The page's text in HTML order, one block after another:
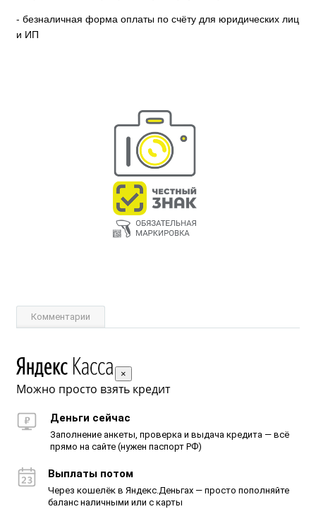
- безналичная форма оплаты по счёту для юридических лиц
и ИП
Комментарии
×
Можно просто взять кредит
Деньги сейчас
Заполнение анкеты, проверка и выдача кредита — всё
прямо на сайте (нужен паспорт РФ)
Выплаты потом
Через кошелёк в Яндекс.Деньгах — просто пополняйте
баланс наличными или с карты